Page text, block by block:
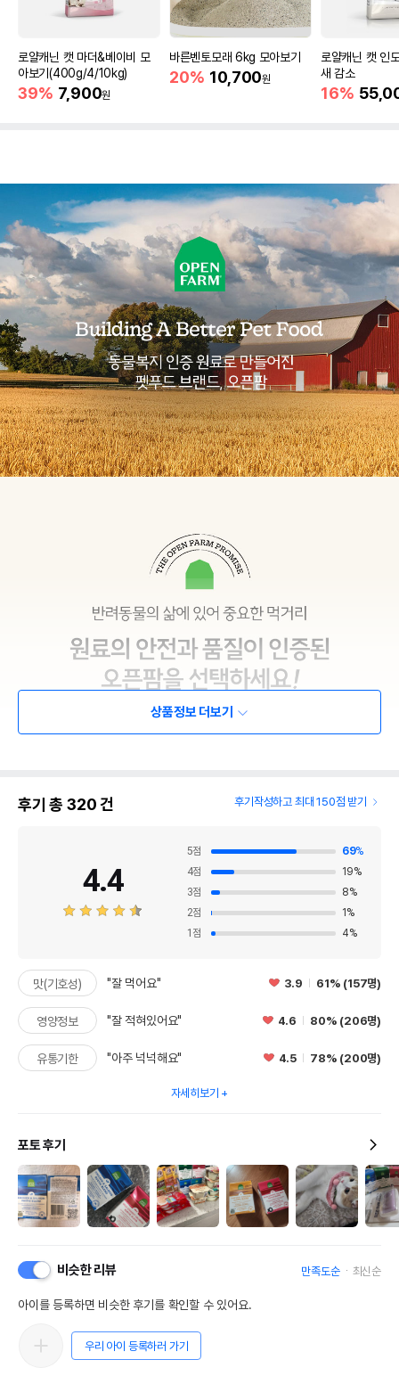
로얄캐닌 캣 마더&베이비 모
아보기(400g/4/10kg)
39% 7,900원
바른벤토모래 6kg 모아보기
20% 10,700원
로얄캐닌 캣 인
새 감소
16%
상품정보 더보기
후기 총 320건 후기작성하고 최대 150점 받기
4.4
5점 69%
4점 19%
3점 8%
2점 1 %
1 점 4%
맛(기호성) "잘 먹어요" 3.9 61% (157명)
영양정보 "잘 적혀있어요" 4.6 80% (206명)
유통기한 "아주 넉넉해요" 4.5 78% (200명)
자세히보기
포토 후기
비슷한 리뷰 만족도순 최신순
아이를 등록하면 비슷한 후기를 확인할 수 있어요.
우리 아이 등록하러 가기